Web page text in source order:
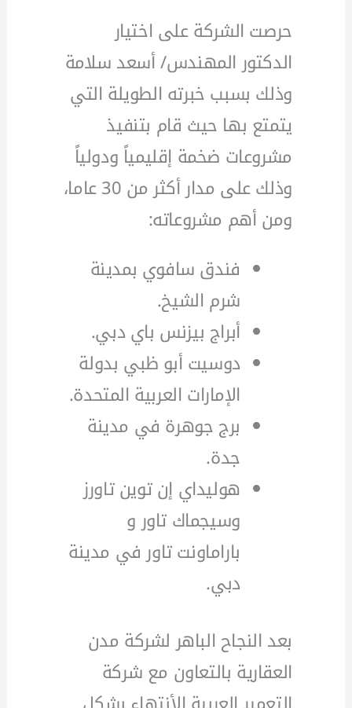
حرصت الشركة على اختيار
الدكتور المهندس/ أسعد سلامة
وذلك بسبب خبرته الطويلة التي
يتمتع بها حيث قام بتنفيذ
مشروعات ضخمة إقليمياً ودولياً
وذلك على مدار أكثر من 30 عاما،
ومن أهم مشروعاته:
فندق سافوي بمدينة
شرم الشيخ.
أبراج بيزنس باي دبي.
دوسيت أبو ظبي بدولة
الإمارات العربية المتحدة.
برج جوهرة في مدينة
جدة.
هوليداي إن توين تاورز
وسيجماك تاور و
باراماونت تاور في مدينة
دبي.
بعد النجاح الباهر لشركة مدن
العقارية بالتعاون مع شركة